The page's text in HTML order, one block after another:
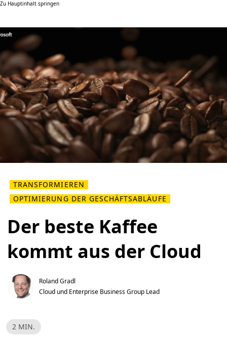
Zu Hauptinhalt springen
TRANSFORMIEREN
OPTIMIERUNG DER GESCHÄFTSABLÄUFE
Der beste Kaffee
kommt aus der Cloud
Roland Gradl
Cloud und Enterprise Business Group Lead
L
e
2 MIN.